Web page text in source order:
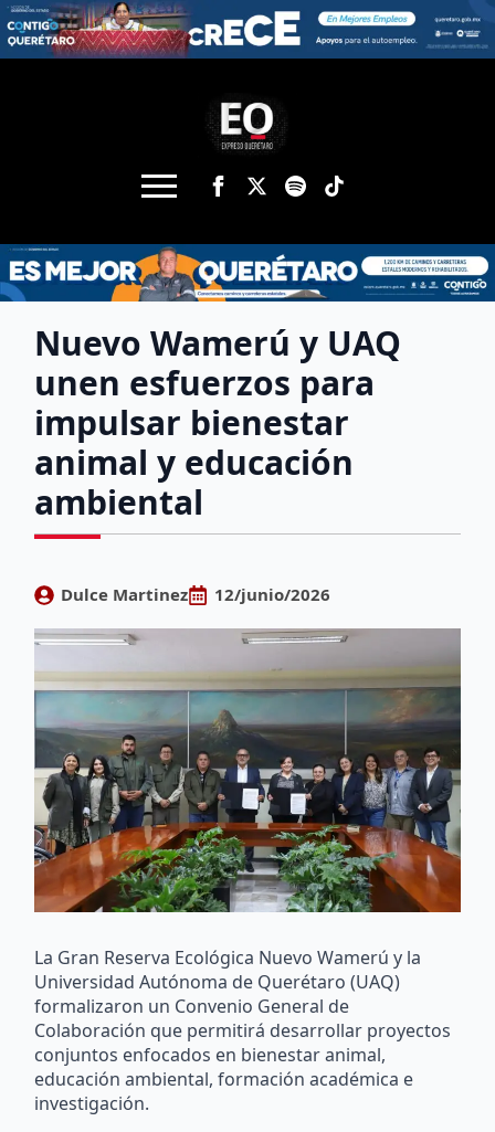
Nuevo Wamerú y UAQ
unen esfuerzos para
impulsar bienestar
animal y educación
ambiental
Dulce Martinez 12/junio/2026
La Gran Reserva Ecológica Nuevo Wamerú y la
Universidad Autónoma de Querétaro (UAQ)
formalizaron un Convenio General de
Colaboración que permitirá desarrollar proyectos
conjuntos enfocados en bienestar animal,
educación ambiental, formación académica e
investigación.